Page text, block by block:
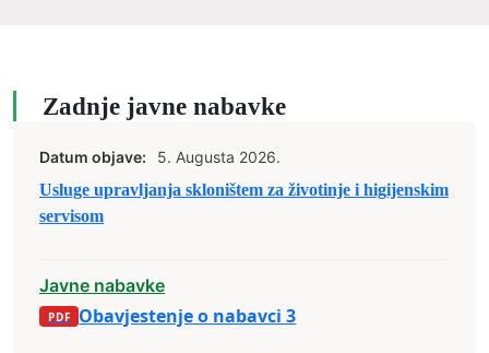
Zadnje javne nabavke
Datum objave:
5. Augusta 2026.
Usluge upravljanja skloništem za životinje i higijenskim
servisom
Javne nabavke
Obavjestenje o nabavci 3